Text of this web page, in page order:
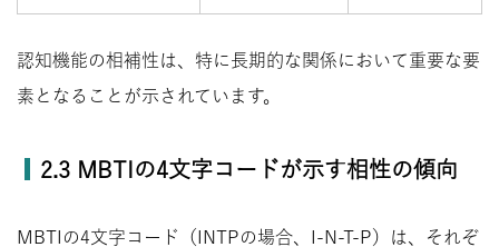
認知機能の相補性は、特に長期的な関係において重要な要
素となることが示されています。
2.3 MBTIの4文字コードが示す相性の傾向
MBTIの4文字コード（INTPの場合、I-N-T-P）は、それぞ